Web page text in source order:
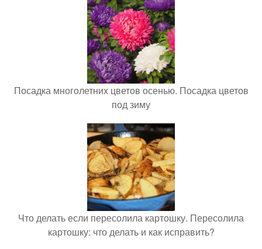
Посадка многолетних цветов осенью. Посадка цветов
под зиму
Что делать если пересолила картошку. Пересолила
картошку: что делать и как исправить?